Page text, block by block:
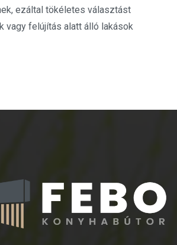
ezáltal tökéletes választást
vagy felújítás alatt álló lakások